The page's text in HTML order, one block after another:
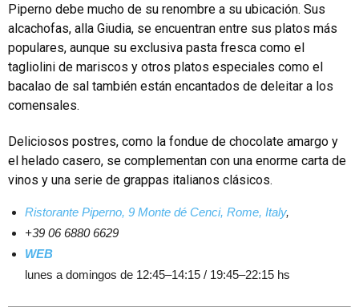
Piperno debe mucho de su renombre a su ubicación. Sus
alcachofas, alla Giudia, se encuentran entre sus platos más
populares, aunque su exclusiva pasta fresca como el
tagliolini de mariscos y otros platos especiales como el
bacalao de sal también están encantados de deleitar a los
comensales.
Deliciosos postres, como la fondue de chocolate amargo y
el helado casero, se complementan con una enorme carta de
vinos y una serie de grappas italianos clásicos.
Ristorante Piperno, 9 Monte dé Cenci, Rome, Italy,
+39 06 6880 6629
WEB
lunes a domingos de 12:45–14:15 / 19:45–22:15 hs